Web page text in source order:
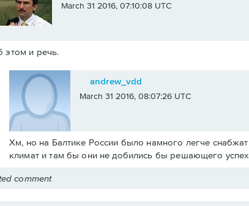
March 31 2016, 07:10:08 UTC
этом и речь.
andrew_vdd
March 31 2016, 08:07:26 UTC
Хм, но на Балтике России было намного легче
климат и там бы они не добились бы решающего
comment